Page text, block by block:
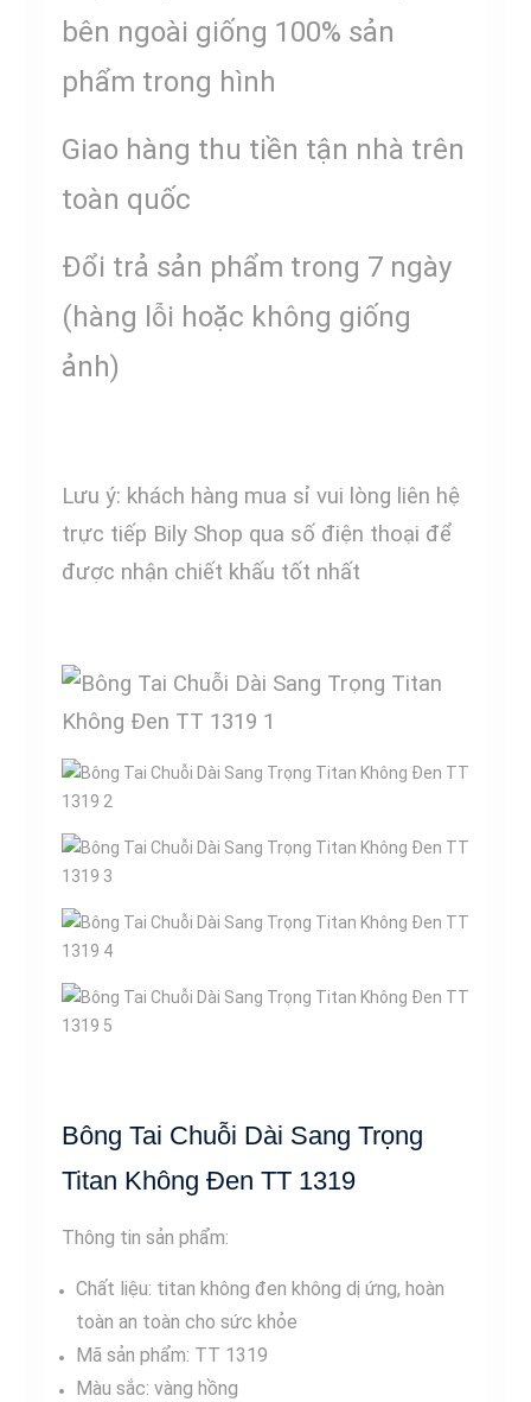
bên ngoài giống 100% sản
phẩm trong hình
Giao hàng thu tiền tận nhà trên
toàn quốc
Đổi trả sản phẩm trong 7 ngày
(hàng lỗi hoặc không giống
ảnh)
Lưu ý: khách hàng mua sỉ vui lòng liên hệ
trực tiếp Bily Shop qua số điện thoại để
được nhận chiết khấu tốt nhất
Bông Tai Chuỗi Dài Sang Trọng
Titan Không Đen TT 1319
Thông tin sản phẩm:
Chất liệu: titan không đen không dị ứng, hoàn
toàn an toàn cho sức khỏe
Mã sản phẩm: TT 1319
Màu sắc: vàng hồng